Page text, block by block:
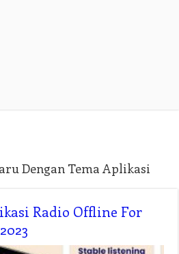
Dengan Tema Aplikasi
Radio Offline For